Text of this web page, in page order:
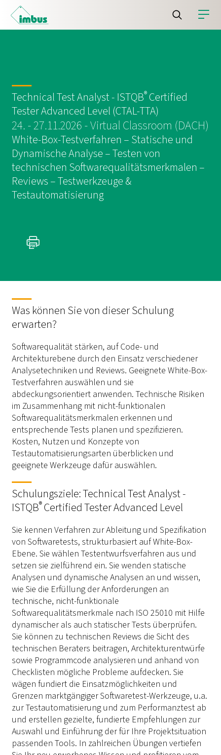
Technical Test Analyst - ISTQB® Certified
Tester Advanced Level (CTAL-TTA)
24. - 27.11.2026 - Virtual Classroom (DACH)
White-Box-Testverfahren – Statische und
Dynamische Analyse – Testen von
technischen Softwarequalitätsmerkmalen –
Reviews – Testwerkzeuge &
Testautomatisierung
Was können Sie von dieser Schulung
erwarten?
Softwarequalität stärken, auf Code- und
Architekturebene durch den Einsatz verschiedener
Analysetechniken und Reviews. Geeignete White-Box-
Testverfahren auswählen und sie
abdeckungsorientiert anwenden. Technische Risiken
im Zusammenhang mit nicht-funktionalen
Softwarequalitätsmerkmalen erkennen und
entsprechende Tests planen und spezifizieren.
Kosten, Nutzen und Konzepte von
Testautomatisierungsarten überblicken und
geeignete Werkzeuge dafür auswählen.
Schulungsziele: Technical Test Analyst -
ISTQB® Certified Tester Advanced Level
Sie kennen Verfahren zur Ableitung und Spezifikation
von Softwaretests, strukturbasiert auf White-Box-
Ebene. Sie wählen Testentwurfsverfahren aus und
setzen sie zielführend ein. Sie wenden statische
Analysen und dynamische Analysen an und wissen,
wie Sie die Erfüllung der Anforderungen an
technische, nicht-funktionale
Softwarequalitätsmerkmale nach ISO 25010 mit Hilfe
dynamischer als auch statischer Tests überprüfen.
Sie können zu technischen Reviews die Sicht des
technischen Beraters beitragen, Architekturentwürfe
sowie Programmcode analysieren und anhand von
Checklisten mögliche Probleme aufdecken. Sie
wägen fundiert die Einsatzmöglichkeiten und
Grenzen marktgängiger Softwaretest-Werkzeuge, u.a.
zur Testautomatisierung und zum Performanztest ab
und erstellen gezielte, fundierte Empfehlungen zur
Auswahl und Einführung der für Ihre Projektsituation
passenden Tools. In zahlreichen Übungen vertiefen